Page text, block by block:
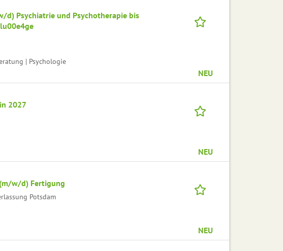
d) Psychiatrie und Psychotherapie bis
| Psychologie
NEU
2027
NEU
w/d) Fertigung
Potsdam
NEU